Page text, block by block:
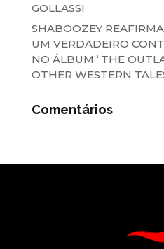
GOLLASSI
SHABOOZEY
UM VERDADEIRO
NO ÁLBUM “THE
OTHER WESTERN
Comentários